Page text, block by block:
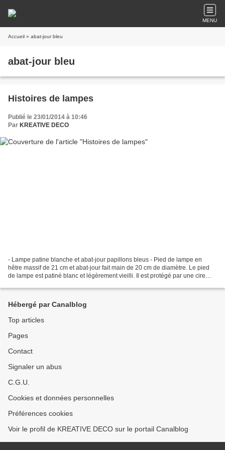
MENU
Accueil » abat-jour bleu
abat-jour bleu
Histoires de lampes
Publié le 23/01/2014 à 10:46
Par KREATIVE DECO
- Lampe patine blanche et abat-jour papillons bleus - Pied de lampe en
hêtre massif de 21 cm et abat-jour fait main de 20 cm de diamètre. Le pied
de lampe est patiné blanc et légèrement vieilli. Il est protégé par une cire
Hébergé par Canalblog
Top articles
Pages
Contact
Signaler un abus
C.G.U.
Cookies et données personnelles
Préférences cookies
Voir le profil de KREATIVE DECO sur le portail Canalblog